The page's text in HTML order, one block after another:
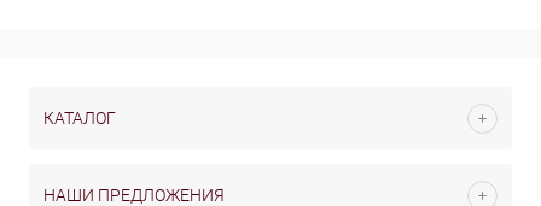
КАТАЛОГ
НАШИ ПРЕДЛОЖЕНИЯ